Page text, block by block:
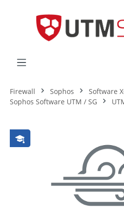
Firewall Sophos
Software
Sophos Software UTM / SG
Bildergalerie überspringen